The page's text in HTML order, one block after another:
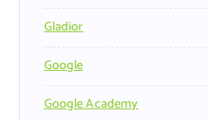
Gladior
Google
Google Academy